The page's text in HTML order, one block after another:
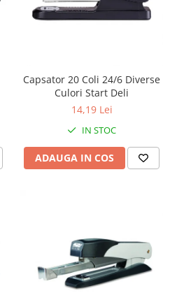
Capsator 20 Coli 24/6 Diverse
Culori Start Deli
14,19 Lei
IN STOC
ADAUGA IN COS